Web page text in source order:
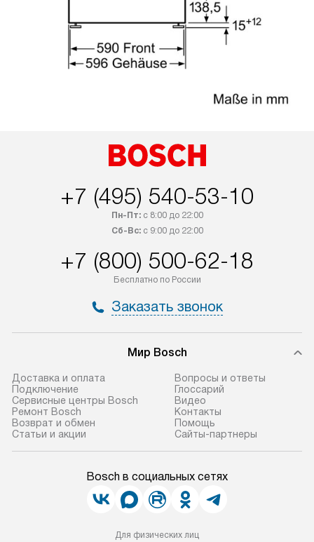
+7 (495) 540-53-10
Пн-Пт:с 8:00 до 22:00
Сб-Вс:с 9:00 до 22:00
+7 (800) 500-62-18
Бесплатно по России
Заказать звонок
Мир Bosch
Доставка и оплата
Подключение
Сервисные центры Bosch
Ремонт Bosch
Возврат и обмен
Статьи и акции
Вопросы и ответы
Глоссарий
Видео
Контакты
Помощь
Сайты-партнеры
Bosch в социальных сетях
Для физических лиц